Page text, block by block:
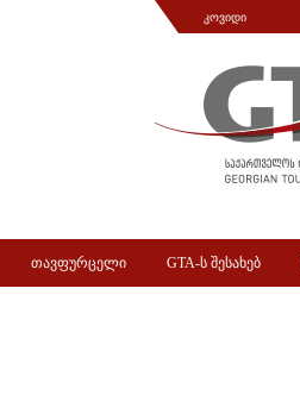
კოვიდი
თავფურცელი GTA-ს შესახებ